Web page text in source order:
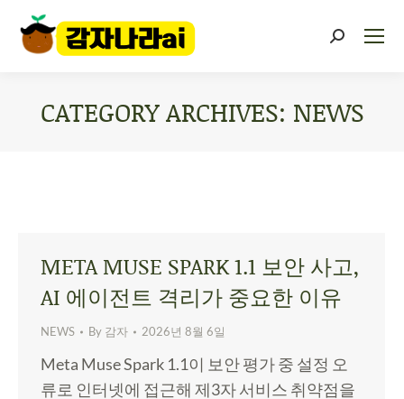
CATEGORY ARCHIVES: NEWS
META MUSE SPARK 1.1 보안 사고,
AI 에이전트 격리가 중요한 이유
NEWS By 감자 2026년 8월 6일
Meta Muse Spark 1.1이 보안 평가 중 설정 오
류로 인터넷에 접근해 제3자 서비스 취약점을